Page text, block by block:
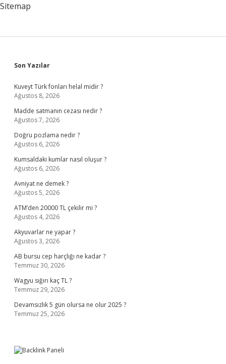
Sitemap
Sidebar
Son Yazılar
Kuveyt Türk fonları helal midir ?
Ağustos 8, 2026
Madde satmanın cezası nedir ?
Ağustos 7, 2026
Doğru pozlama nedir ?
Ağustos 6, 2026
Kumsaldaki kumlar nasıl oluşur ?
Ağustos 6, 2026
Avniyat ne demek ?
Ağustos 5, 2026
ATM’den 20000 TL çekilir mi ?
Ağustos 4, 2026
Akyuvarlar ne yapar ?
Ağustos 3, 2026
AB bursu cep harçlığı ne kadar ?
Temmuz 30, 2026
Wagyu sığırı kaç TL ?
Temmuz 29, 2026
Devamsızlık 5 gün olursa ne olur 2025 ?
Temmuz 25, 2026